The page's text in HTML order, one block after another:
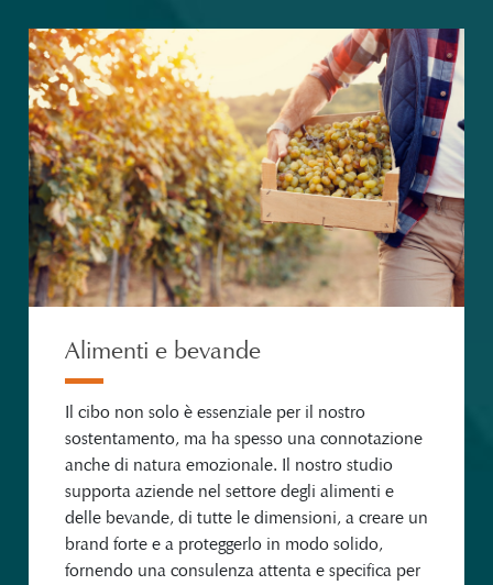
Alimenti e bevande
Il cibo non solo è essenziale per il nostro
sostentamento, ma ha spesso una connotazione
anche di natura emozionale. Il nostro studio
supporta aziende nel settore degli alimenti e
delle bevande, di tutte le dimensioni, a creare un
brand forte e a proteggerlo in modo solido,
fornendo una consulenza attenta e specifica per